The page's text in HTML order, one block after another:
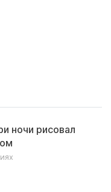
ночи рисовал